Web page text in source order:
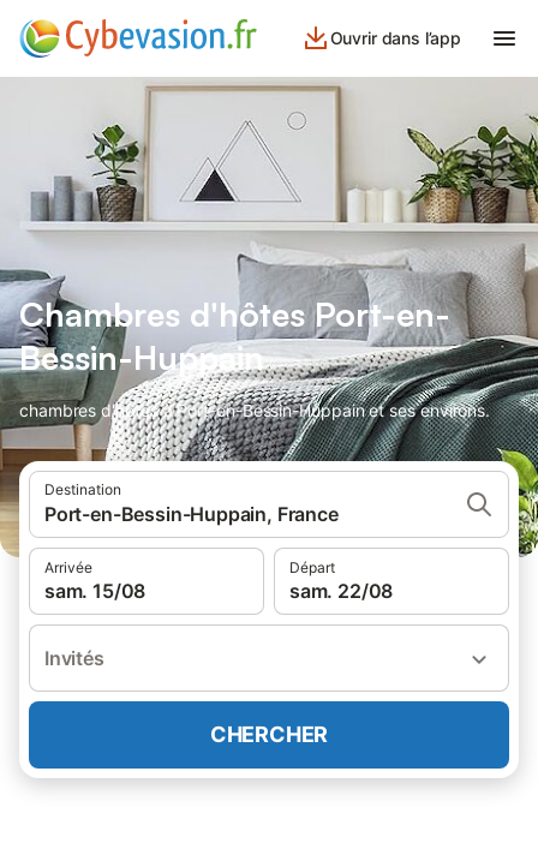
Ouvrir dans l’app
Chambres d'hôtes Port-en-
Bessin-Huppain
chambres d'hôtes à Port-en-Bessin-Huppain et ses environs.
Destination
Port-en-Bessin-Huppain, France
Arrivée
sam. 15/08
Départ
sam. 22/08
Invités
CHERCHER